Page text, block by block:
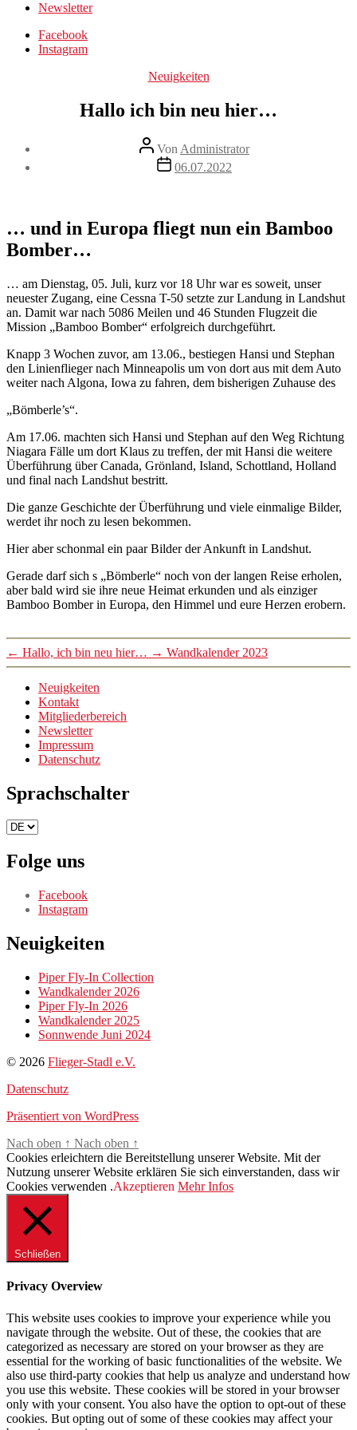
Newsletter
Facebook
Instagram
Kategorien
Neuigkeiten
Hallo ich bin neu hier…
Beitragsautor
Von Administrator
Veröffentlichungsdatum
06.07.2022
… und in Europa fliegt nun ein Bamboo
Bomber…
… am Dienstag, 05. Juli, kurz vor 18 Uhr war es soweit, unser
neuester Zugang, eine Cessna T-50 setzte zur Landung in Landshut
an. Damit war nach 5086 Meilen und 46 Stunden Flugzeit die
Mission „Bamboo Bomber“ erfolgreich durchgeführt.
Knapp 3 Wochen zuvor, am 13.06., bestiegen Hansi und Stephan
den Linienflieger nach Minneapolis um von dort aus mit dem Auto
weiter nach Algona, Iowa zu fahren, dem bisherigen Zuhause des
„Bömberle’s“.
Am 17.06. machten sich Hansi und Stephan auf den Weg Richtung
Niagara Fälle um dort Klaus zu treffen, der mit Hansi die weitere
Überführung über Canada, Grönland, Island, Schottland, Holland
und final nach Landshut bestritt.
Die ganze Geschichte der Überführung und viele einmalige Bilder,
werdet ihr noch zu lesen bekommen.
Hier aber schonmal ein paar Bilder der Ankunft in Landshut.
Gerade darf sich s „Bömberle“ noch von der langen Reise erholen,
aber bald wird sie ihre neue Heimat erkunden und als einziger
Bamboo Bomber in Europa, den Himmel und eure Herzen erobern.
← Hallo, ich bin neu hier… → Wandkalender 2023
Neuigkeiten
Kontakt
Mitgliederbereich
Newsletter
Impressum
Datenschutz
Sprachschalter
Sprachschalter
Folge uns
Facebook
Instagram
Neuigkeiten
Piper Fly-In Collection
Wandkalender 2026
Piper Fly-In 2026
Wandkalender 2025
Sonnwende Juni 2024
© 2026 Flieger-Stadl e.V.
Datenschutz
Präsentiert von WordPress
Nach oben ↑ Nach oben ↑
Cookies erleichtern die Bereitstellung unserer Website. Mit der
Nutzung unserer Website erklären Sie sich einverstanden, dass wir
Cookies verwenden .Akzeptieren Mehr Infos
Schließen
Privacy Overview
This website uses cookies to improve your experience while you
navigate through the website. Out of these, the cookies that are
categorized as necessary are stored on your browser as they are
essential for the working of basic functionalities of the website. We
also use third-party cookies that help us analyze and understand how
you use this website. These cookies will be stored in your browser
only with your consent. You also have the option to opt-out of these
cookies. But opting out of some of these cookies may affect your